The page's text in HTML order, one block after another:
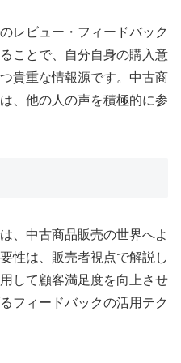
レビュー・フィードバック
ことで、自分自身の購入意
貴重な情報源です。中古商
、他の人の声を積極的に参
、中古商品販売の世界へよ
性は、販売者視点で解説し
して顧客満足度を向上させ
フィードバックの活用テク